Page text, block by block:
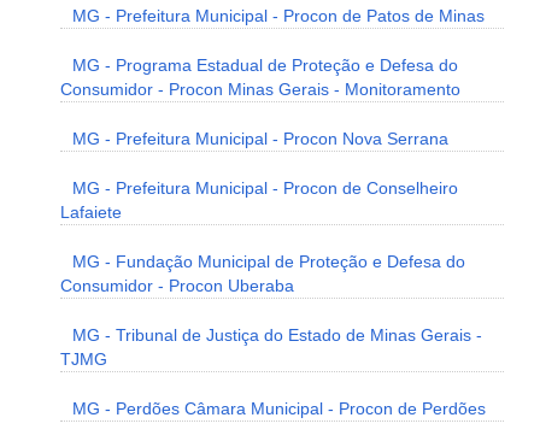
MG - Prefeitura Municipal - Procon de Patos de Minas
MG - Programa Estadual de Proteção e Defesa do
Consumidor - Procon Minas Gerais - Monitoramento
MG - Prefeitura Municipal - Procon Nova Serrana
MG - Prefeitura Municipal - Procon de Conselheiro
Lafaiete
MG - Fundação Municipal de Proteção e Defesa do
Consumidor - Procon Uberaba
MG - Tribunal de Justiça do Estado de Minas Gerais -
TJMG
MG - Perdões Câmara Municipal - Procon de Perdões